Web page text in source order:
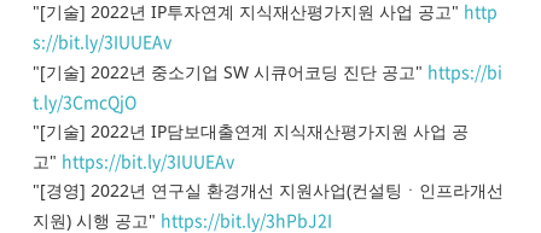
"[기술] 2022년 IP투자연계 지식재산평가지원 사업 공고" http
s://bit.ly/3IUUEAv
"[기술] 2022년 중소기업 SW 시큐어코딩 진단 공고" https://bi
t.ly/3CmcQjO
"[기술] 2022년 IP담보대출연계 지식재산평가지원 사업 공
고" https://bit.ly/3IUUEAv
"[경영] 2022년 연구실 환경개선 지원사업(컨설팅ㆍ인프라개선
지원) 시행 공고" https://bit.ly/3hPbJ2I